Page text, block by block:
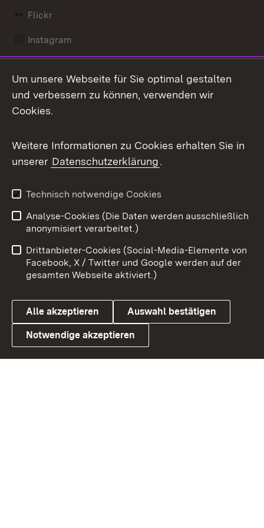
Flickr
Instagram
Mastodon
Messenger
Social Wall
X / Twitter
Youtube
Link zum Landesportal
Benutzungshinweise
Barrierefreiheit
Datenschutz
Cookies
Um unsere Webseite für Sie optimal gestalten
und verbessern zu können, verwenden wir
Cookies.
Weitere Informationen zu Cookies erhalten Sie in
unserer Datenschutzerklärung.
Technisch notwendige Cookies
Analyse-Cookies (Die Daten werden ausschließlich
anonymisiert verarbeitet.)
Drittanbieter-Cookies (Social-Media-Elemente von
Facebook, X / Twitter und Google werden auf der
gesamten Webseite aktiviert.)
Alle akzeptieren Auswahl bestätigen
Notwendige akzeptieren